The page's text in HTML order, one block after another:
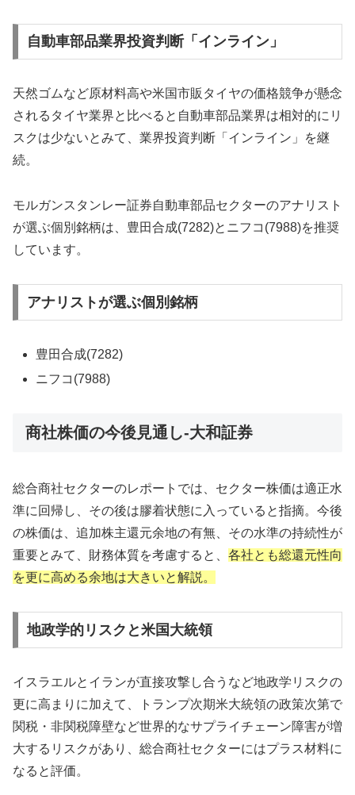
自動車部品業界投資判断「インライン」
天然ゴムなど原材料高や米国市販タイヤの価格競争が懸念
されるタイヤ業界と比べると自動車部品業界は相対的にリ
スクは少ないとみて、業界投資判断「インライン」を継
続。
モルガンスタンレー証券自動車部品セクターのアナリスト
が選ぶ個別銘柄は、豊田合成(7282)とニフコ(7988)を推奨
しています。
アナリストが選ぶ個別銘柄
豊田合成(7282)
ニフコ(7988)
商社株価の今後見通し-大和証券
総合商社セクターのレポートでは、セクター株価は適正水
準に回帰し、その後は膠着状態に入っていると指摘。今後
の株価は、追加株主還元余地の有無、その水準の持続性が
重要とみて、財務体質を考慮すると、 各社とも総還元性向
を更に高める余地は大きいと解説。
地政学的リスクと米国大統領
イスラエルとイランが直接攻撃し合うなど地政学リスクの
更に高まりに加えて、トランプ次期米大統領の政策次第で
関税・非関税障壁など世界的なサプライチェーン障害が増
大するリスクがあり、総合商社セクターにはプラス材料に
なると評価。